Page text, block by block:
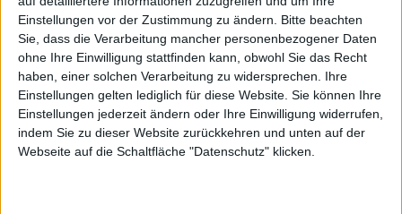
Einstellungen vor der Zustimmung zu ändern.
Bitte beachten
Sie, dass die Verarbeitung mancher personenbezogener Daten
ohne Ihre Einwilligung stattfinden kann, obwohl Sie das Recht
haben, einer solchen Verarbeitung zu widersprechen. Ihre
Einstellungen gelten lediglich für diese Website. Sie können Ihre
Einstellungen jederzeit ändern oder Ihre Einwilligung widerrufen,
indem Sie zu dieser Website zurückkehren und unten auf der
Webseite auf die Schaltfläche "Datenschutz" klicken.
EBIT1,4 2,15 5,45 6,11 6,03 3,45
EBIT-Marge %5 5,10 10,06 10,20 9,45 5,69 0,92
Jahresüberschuss 1,48 3,86 4,32 4,55 2,41 -0,29
Netto-Marge %6 3,51 7,13 7,21 7,13 3,98 -0,48
Cashflow1,7 6,17 2,95 2,06 3,21